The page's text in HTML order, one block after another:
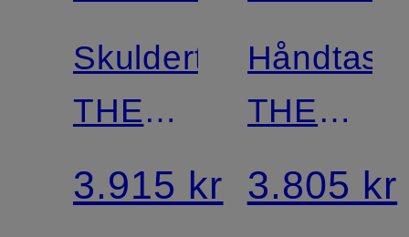
Skuldertaske
THE
VANCOUVER
3.915 kr
THE
SMALL
HUDSON
3.805 kr